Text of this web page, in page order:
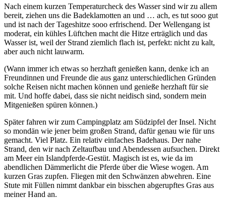
Nach einem kurzen Temperaturcheck des Wasser sind wir zu allem
bereit, ziehen uns die Badeklamotten an und … ach, es tut sooo gut
und ist nach der Tageshitze sooo erfrischend. Der Wellengang ist
moderat, ein kühles Lüftchen macht die Hitze erträglich und das
Wasser ist, weil der Strand ziemlich flach ist, perfekt: nicht zu kalt,
aber auch nicht lauwarm.
(Wann immer ich etwas so herzhaft genießen kann, denke ich an
Freundinnen und Freunde die aus ganz unterschiedlichen Gründen
solche Reisen nicht machen können und genieße herzhaft für sie
mit. Und hoffe dabei, dass sie nicht neidisch sind, sondern mein
Mitgenießen spüren können.)
Später fahren wir zum Campingplatz am Südzipfel der Insel. Nicht
so mondän wie jener beim großen Strand, dafür genau wie für uns
gemacht. Viel Platz. Ein relativ einfaches Badehaus. Der nahe
Strand, den wir nach Zeltaufbau und Abendessen aufsuchen. Direkt
am Meer ein Islandpferde-Gestüt. Magisch ist es, wie da im
abendlichen Dämmerlicht die Pferde über die Wiese wogen. Am
kurzen Gras zupfen. Fliegen mit den Schwänzen abwehren. Eine
Stute mit Füllen nimmt dankbar ein bisschen abgerupftes Gras aus
meiner Hand an.